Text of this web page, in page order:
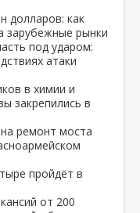
долларов: как
зарубежные рынки
под ударом:
атаки
в химии и
закрепились в
ремонт моста
пройдёт в
от 200